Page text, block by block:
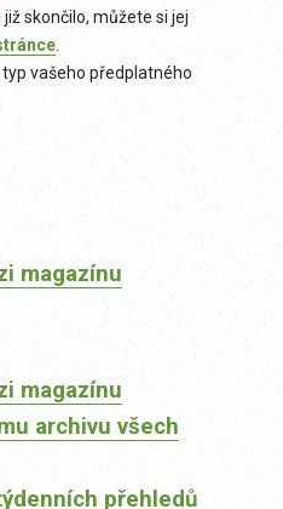
skončilo, můžete si jej
vašeho předplatného
magazínu
magazínu
archivu všech
přehledů